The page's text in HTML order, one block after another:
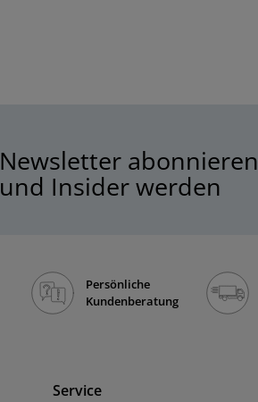
Newsletter abonnieren
und Insider werden
Persönliche
Kundenberatung
Service